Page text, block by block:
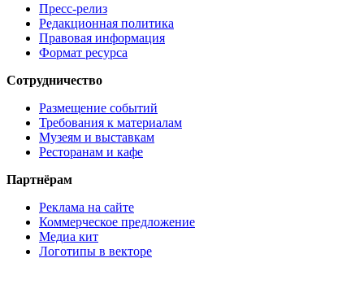
Пресс-релиз
Редакционная политика
Правовая информация
Формат ресурса
Сотрудничество
Размещение событий
Требования к материалам
Музеям и выставкам
Ресторанам и кафе
Партнёрам
Реклама на сайте
Коммерческое предложение
Медиа кит
Логотипы в векторе